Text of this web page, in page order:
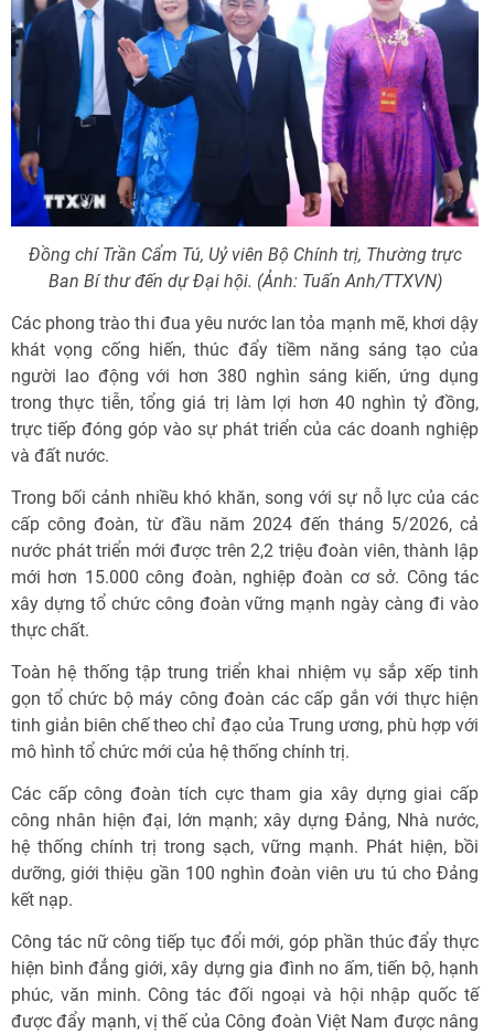
Đồng chí Trần Cẩm Tú, Uỷ viên Bộ Chính trị, Thường trực
Ban Bí thư đến dự Đại hội. (Ảnh: Tuấn Anh/TTXVN)
Các phong trào thi đua yêu nước lan tỏa mạnh mẽ, khơi dậy
khát vọng cống hiến, thúc đẩy tiềm năng sáng tạo của
người lao động với hơn 380 nghìn sáng kiến, ứng dụng
trong thực tiễn, tổng giá trị làm lợi hơn 40 nghìn tỷ đồng,
trực tiếp đóng góp vào sự phát triển của các doanh nghiệp
và đất nước.
Trong bối cảnh nhiều khó khăn, song với sự nỗ lực của các
cấp công đoàn, từ đầu năm 2024 đến tháng 5/2026, cả
nước phát triển mới được trên 2,2 triệu đoàn viên, thành lập
mới hơn 15.000 công đoàn, nghiệp đoàn cơ sở. Công tác
xây dựng tổ chức công đoàn vững mạnh ngày càng đi vào
thực chất.
Toàn hệ thống tập trung triển khai nhiệm vụ sắp xếp tinh
gọn tổ chức bộ máy công đoàn các cấp gắn với thực hiện
tinh giản biên chế theo chỉ đạo của Trung ương, phù hợp với
mô hình tổ chức mới của hệ thống chính trị.
Các cấp công đoàn tích cực tham gia xây dựng giai cấp
công nhân hiện đại, lớn mạnh; xây dựng Đảng, Nhà nước,
hệ thống chính trị trong sạch, vững mạnh. Phát hiện, bồi
dưỡng, giới thiệu gần 100 nghìn đoàn viên ưu tú cho Đảng
kết nạp.
Công tác nữ công tiếp tục đổi mới, góp phần thúc đẩy thực
hiện bình đẳng giới, xây dựng gia đình no ấm, tiến bộ, hạnh
phúc, văn minh. Công tác đối ngoại và hội nhập quốc tế
được đẩy mạnh, vị thế của Công đoàn Việt Nam được nâng